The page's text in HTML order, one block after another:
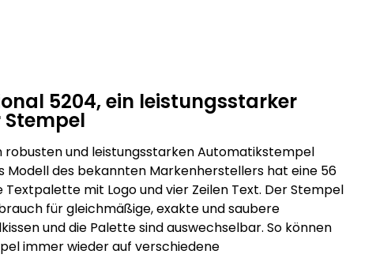
5204, ein leistungsstarker
robusten und leistungsstarken Automatikstempel
Modell des bekannten Markenherstellers hat eine 56
mit Logo und vier Zeilen Text. Der Stempel
für gleichmäßige, exakte und saubere
und die Palette sind auswechselbar. So können
immer wieder auf verschiedene